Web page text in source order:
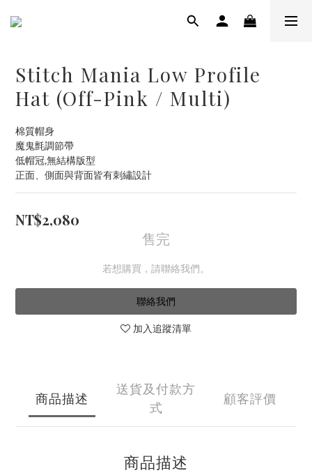
Stitch Mania Low Profile
Hat (Off-Pink / Multi)
棉質帽身
魔鬼氈調節帶
低帽冠,無結構版型
正面、側面與背面皆有刺繡設計
NT$2,080
售完
若想購買，請聯絡我們。
聯絡我們
加入追蹤清單
商品描述
送貨及付款方
式
顧客評價
商品描述